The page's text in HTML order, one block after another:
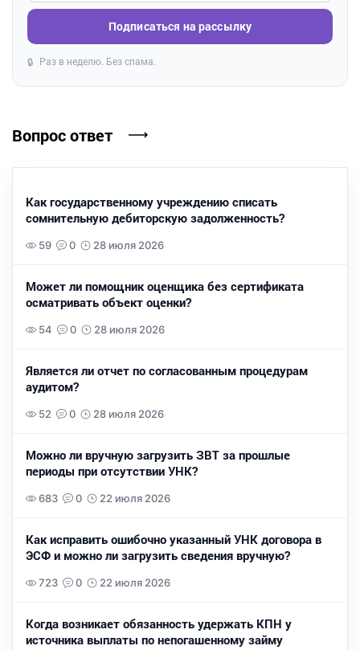
Подписаться на рассылку
🔒 Раз в неделю. Без спама.
Вопрос ответ
Как государственному учреждению списать
сомнительную дебиторскую задолженность?
59 0 28 июля 2026
Может ли помощник оценщика без сертификата
осматривать объект оценки?
54 0 28 июля 2026
Является ли отчет по согласованным процедурам
аудитом?
52 0 28 июля 2026
Можно ли вручную загрузить ЗВТ за прошлые
периоды при отсутствии УНК?
683 0 22 июля 2026
Как исправить ошибочно указанный УНК договора в
ЭСФ и можно ли загрузить сведения вручную?
723 0 22 июля 2026
Когда возникает обязанность удержать КПН у
источника выплаты по непогашенному займу